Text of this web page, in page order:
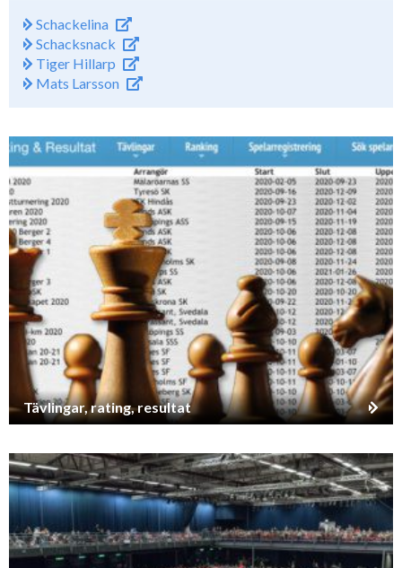
Schackelina
Schacksnack
Tiger Hillarp
Mats Larsson
Tävlingar, rating, resultat